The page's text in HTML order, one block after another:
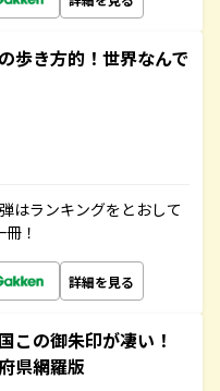
き方的！世界なんで
はランキングをとおして
！
詳細を見る
この御朱印が凄い！
県網羅版